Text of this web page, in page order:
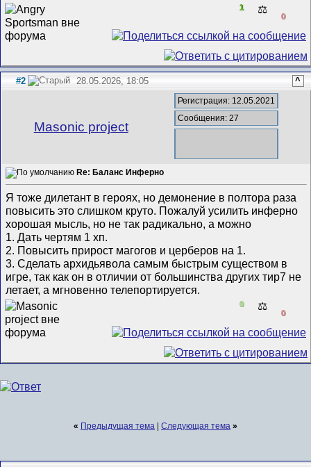
1 ⚖️
0
#2 28.05.2026, 18:05 ^
Masonic project
Регистрация: 12.05.2021
Сообщения: 27
Re: Баланс Инферно
Я тоже дилетант в героях, но демонение в полтора раза
повысить это слишком круто. Пожалуй усилить инферно
хорошая мысль, но не так радикально, а можно
1. Дать чертям 1 хп.
2. Повысить прирост магогов и церберов на 1.
3. Сделать архидьявола самым быстрым существом в
игре, так как он в отличии от большинства других тир7 не
летает, а мгновенно телепортируется.
0 ⚖️
0
« Предыдущая тема Следующая тема »